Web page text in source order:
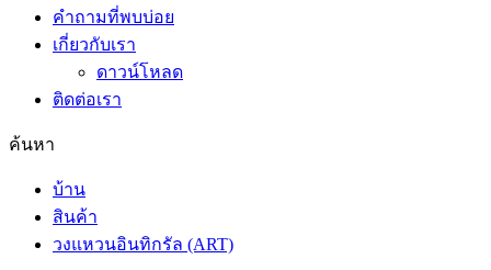
คำถามที่พบบ่อย
เกี่ยวกับเรา
ดาวน์โหลด
ติดต่อเรา
ค้นหา
บ้าน
สินค้า
วงแหวนอินทิกรัล (ART)